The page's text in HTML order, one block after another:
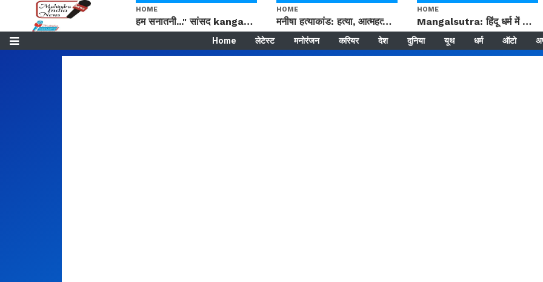
HOME
हम सनातनी..." सांसद kangana Ranaut से क्या बोली लड़की? Viral Jantar-Mantar | CJP protest
HOME
मनीषा हत्याकांड: हत्या, आत्महत्या या कोई बड़ा राज? | Full Story | Josh Haryana
HOME
Mangalsutra: हिंदू धर्म में शादी के बाद मंगलसूत्र क्यों पहनती है महिलाएं, किसने शुरु की ये परंपरा
Home लेटेस्ट मनोरंजन करियर देश दुनिया यूथ धर्म ऑटो